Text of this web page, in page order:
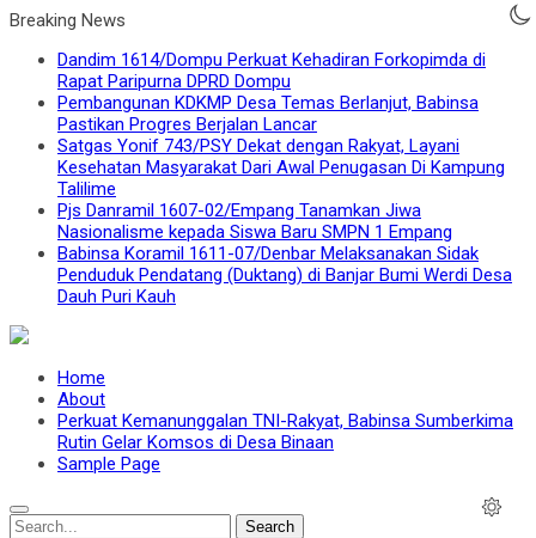
Breaking News
Dandim 1614/Dompu Perkuat Kehadiran Forkopimda di
Rapat Paripurna DPRD Dompu
Pembangunan KDKMP Desa Temas Berlanjut, Babinsa
Pastikan Progres Berjalan Lancar
Satgas Yonif 743/PSY Dekat dengan Rakyat, Layani
Kesehatan Masyarakat Dari Awal Penugasan Di Kampung
Talilime
Pjs Danramil 1607-02/Empang Tanamkan Jiwa
Nasionalisme kepada Siswa Baru SMPN 1 Empang
Babinsa Koramil 1611-07/Denbar Melaksanakan Sidak
Penduduk Pendatang (Duktang) di Banjar Bumi Werdi Desa
Dauh Puri Kauh
Home
About
Perkuat Kemanunggalan TNI-Rakyat, Babinsa Sumberkima
Rutin Gelar Komsos di Desa Binaan
Sample Page
Search